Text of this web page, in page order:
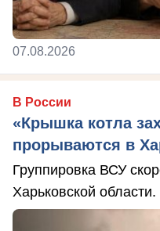
07.08.2026
В России
«Крышка котла
прорываются в
Группировка ВСУ
Харьковской области.